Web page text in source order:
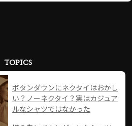
TOPICS
ボタンダウンにネクタイはおかし
い？ノーネクタイ？実はカジュア
ルなシャツではなかった